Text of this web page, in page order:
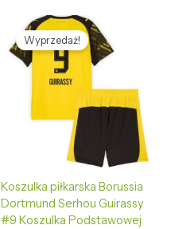
Wyprzedaż!
Koszulka piłkarska Borussia
Dortmund Serhou Guirassy
#9 Koszulka Podstawowej
Pierwotna
cena
wynosiła:
469,85 zł.
Aktualna
cena
wynosi:
127,69 zł.